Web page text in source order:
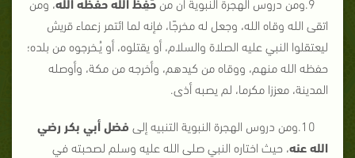
اتقى الله وقاه الله، وجعل له مخرجًا، فإنه لما ائتمر زعماء قريش
ليعتقلوا النبي عليه الصلاة والسلام، أو يقتلوه، أو يُـخرجوه من بلده؛
حفظه الله منهم، ووقاه من كيدهم، وأخرجه من مكة، وأوصله
المدينة، معززا مكرما، لم يصبه أذى.
10.ومن دروس الهجرة النبوية التنبيه إلى
فضل أبي بكر رضي
الله عنه، حيث اختاره النبي صلى الله عليه وسلم لصحبته في